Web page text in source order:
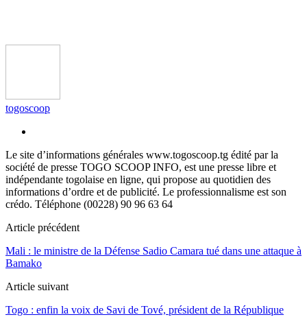
togoscoop
Le site d’informations générales www.togoscoop.tg édité par la
société de presse TOGO SCOOP INFO, est une presse libre et
indépendante togolaise en ligne, qui propose au quotidien des
informations d’ordre et de publicité. Le professionnalisme est son
crédo. Téléphone (00228) 90 96 63 64
Article précédent
Mali : le ministre de la Défense Sadio Camara tué dans une attaque à
Bamako
Article suivant
Togo : enfin la voix de Savi de Tové, président de la République